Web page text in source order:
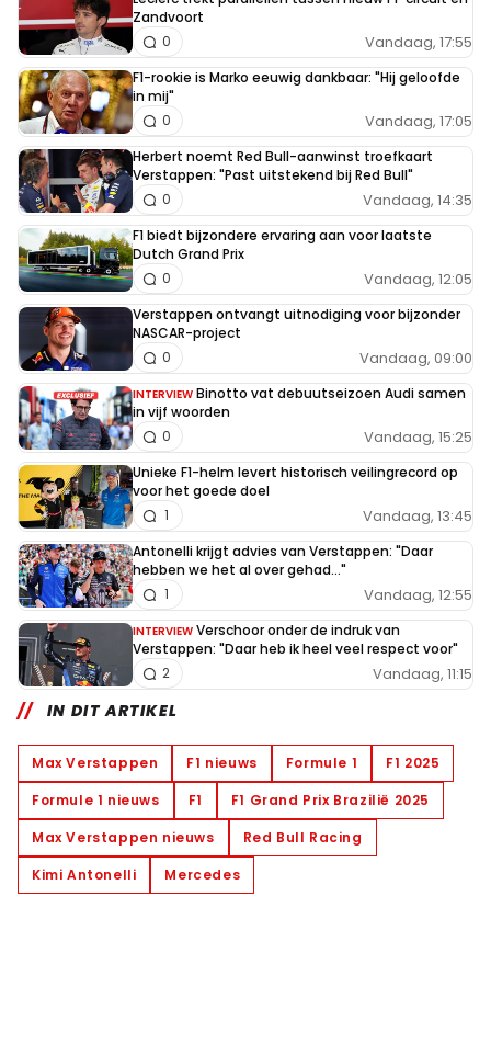
Zandvoort
Vandaag, 17:55
0
F1-rookie is Marko eeuwig dankbaar: "Hij geloofde
in mij"
Vandaag, 17:05
0
Herbert noemt Red Bull-aanwinst troefkaart
Verstappen: "Past uitstekend bij Red Bull"
Vandaag, 14:35
0
F1 biedt bijzondere ervaring aan voor laatste
Dutch Grand Prix
Vandaag, 12:05
0
Verstappen ontvangt uitnodiging voor bijzonder
NASCAR-project
Vandaag, 09:00
0
INTERVIEW Binotto vat debuutseizoen Audi samen
in vijf woorden
Vandaag, 15:25
0
Unieke F1-helm levert historisch veilingrecord op
voor het goede doel
Vandaag, 13:45
1
Antonelli krijgt advies van Verstappen: "Daar
hebben we het al over gehad..."
Vandaag, 12:55
1
INTERVIEW Verschoor onder de indruk van
Verstappen: "Daar heb ik heel veel respect voor"
Vandaag, 11:15
2
IN DIT ARTIKEL
Max Verstappen F1 nieuws Formule 1
F1 2025
Formule 1 nieuws
F1
F1 Grand Prix Brazilië 2025
Max Verstappen nieuws
Red Bull Racing
Kimi Antonelli
Mercedes